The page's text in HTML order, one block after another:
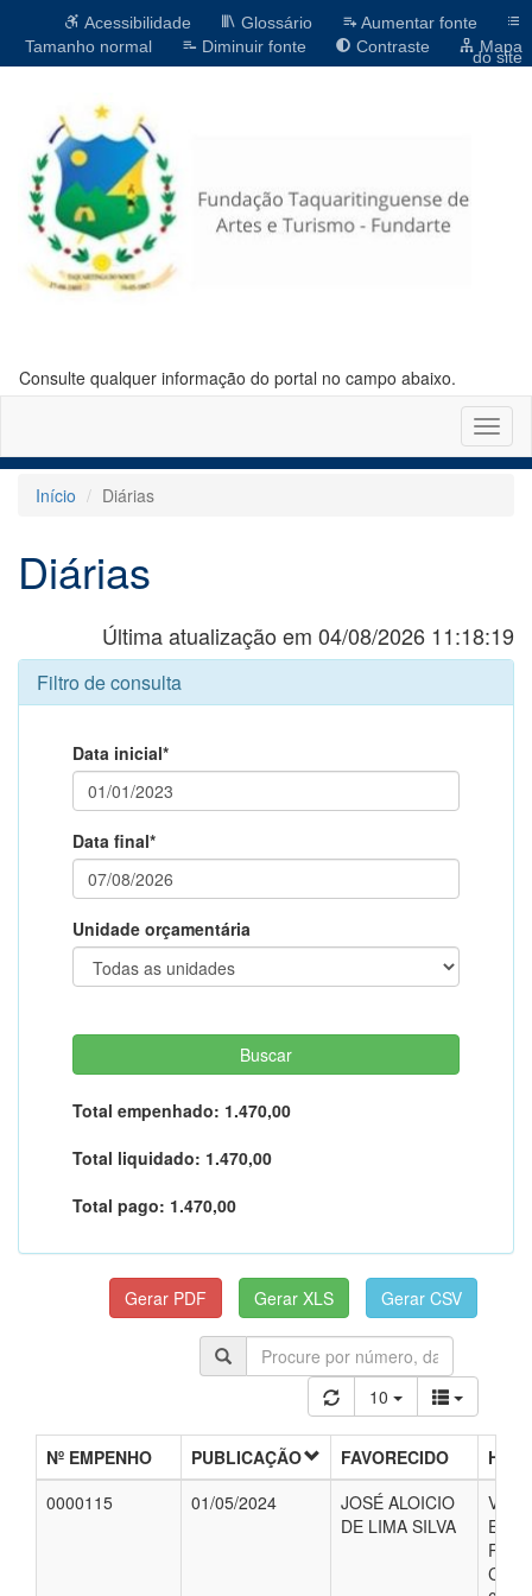
Acessibilidade Glossário
Aumentar fonte
Tamanho normal
Diminuir fonte Contraste Mapa
do site
Consulte qualquer informação do portal no campo abaixo.
Início
Diárias
Diárias
Última atualização em 04/08/2026 11:18:19
Filtro de consulta
Data inicial*
Data final*
Unidade orçamentária
Total empenhado: 1.470,00
Total liquidado: 1.470,00
Total pago: 1.470,00
10
Nº EMPENHO PUBLICAÇÃO FAVORECIDO
0000115
01/05/2024
JOSÉ ALOICIO
DE LIMA SILVA